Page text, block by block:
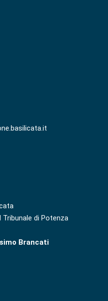
Tribunale di Potenza
Brancati